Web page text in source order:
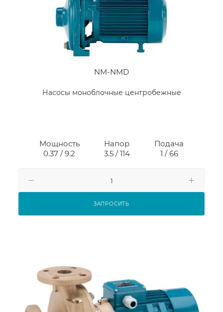
NM-NMD
Насосы моноблочные центробежные
Мощность
0.37 / 9.2
Напор
3.5 / 114
Подача
1 / 66
ЗАПРОСИТЬ